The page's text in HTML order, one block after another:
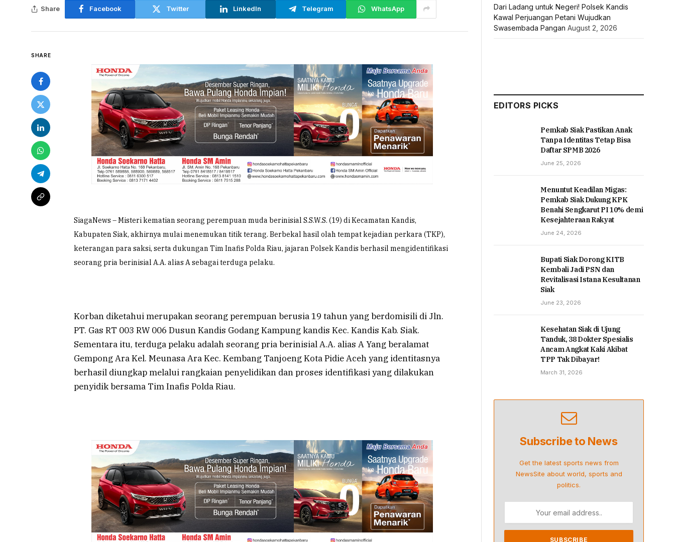
Share Facebook Twitter LinkedIn Telegram WhatsApp
SHARE
SiagaNews – Misteri kematian seorang perempuan muda berinisial S.S.W.S. (19) di Kecamatan Kandis,
Kabupaten Siak, akhirnya mulai menemukan titik terang. Berbekal hasil olah tempat kejadian perkara (TKP),
keterangan para saksi, serta dukungan Tim Inafis Polda Riau, jajaran Polsek Kandis berhasil mengidentifikasi
seorang pria berinisial A.A. alias A sebagai terduga pelaku.
Korban diketahui merupakan seorang perempuan berusia 19 tahun yang berdomisili di Jln.
PT. Gas RT 003 RW 006 Dusun Kandis Godang Kampung kandis Kec. Kandis Kab. Siak.
Sementara itu, terduga pelaku adalah seorang pria berinisial A.A. alias A Yang beralamat
Gempong Ara Kel. Meunasa Ara Kec. Kembang Tanjoeng Kota Pidie Aceh yang identitasnya
berhasil diungkap melalui rangkaian penyelidikan dan proses identifikasi yang dilakukan
penyidik bersama Tim Inafis Polda Riau.
Dari Ladang untuk Negeri! Polsek Kandis
Kawal Perjuangan Petani Wujudkan
Swasembada Pangan August 2, 2026
EDITORS PICKS
Pemkab Siak Pastikan Anak
Tanpa Identitas Tetap Bisa
Daftar SPMB 2026
June 25, 2026
Menuntut Keadilan Migas:
Pemkab Siak Dukung KPK
Benahi Sengkarut PI 10% demi
Kesejahteraan Rakyat
June 24, 2026
Bupati Siak Dorong KITB
Kembali Jadi PSN dan
Revitalisasi Istana Kesultanan
Siak
June 23, 2026
Kesehatan Siak di Ujung
Tanduk, 38 Dokter Spesialis
Ancam Angkat Kaki Akibat
TPP Tak Dibayar!
March 31, 2026
Subscribe to News
Get the latest sports news from
NewsSite about world, sports and
politics.